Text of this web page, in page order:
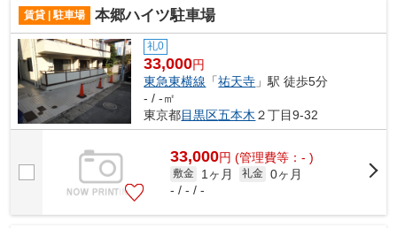
賃貸 | 駐車場 本郷ハイツ駐車場
礼0
33,000円
東急東横線 「祐天寺 」駅 徒歩5分
- / -㎡
東京都目黒区五本木 ２丁目9-32
33,000円 (管理費等：- )
敷金 1ヶ月 礼金 0ヶ月
- / - / -